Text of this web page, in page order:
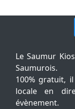
Le Saumur
Saumurois.
100% gratuit,
locale en
évènement.